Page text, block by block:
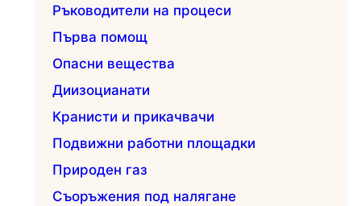
Ръководители на процеси
Първа помощ
Опасни вещества
Диизоцианати
Кранисти и прикачвачи
Подвижни работни площадки
Природен газ
Съоръжения под налягане